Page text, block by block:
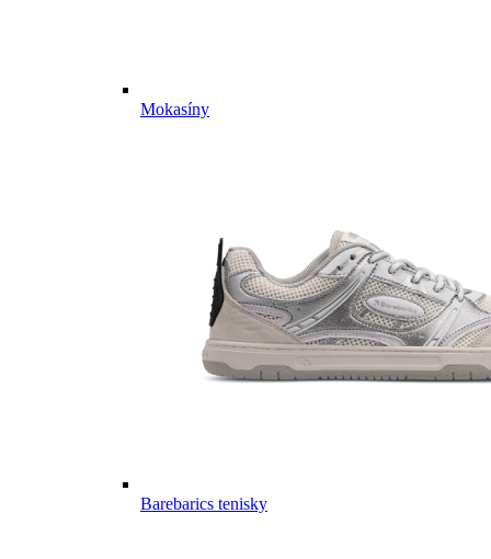
Mokasíny
Barebarics tenisky